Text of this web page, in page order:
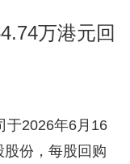
万港元回
于2026年6月16
股份，每股回购